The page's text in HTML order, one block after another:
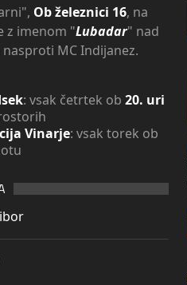
Ob železnici 16, na
z imenom "Lubadar" nad
MC Indijanez.
: vsak četrtek ob 20. uri
Vinarje: vsak torek ob